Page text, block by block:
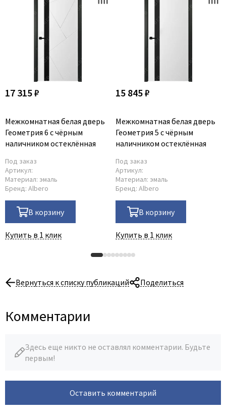
17 315 ₽
Межкомнатная белая дверь
Геометрия 6 с чёрным
наличником остеклённая
Под заказ
Артикул:
Материал: эмаль
Бренд: Albero
В корзину
Купить в 1 клик
15 845 ₽
Межкомнатная белая дверь
Геометрия 5 с чёрным
наличником остеклённая
Под заказ
Артикул:
Материал: эмаль
Бренд: Albero
В корзину
Купить в 1 клик
Вернуться к списку публикаций Поделиться
Комментарии
Здесь еще никто не оставлял комментарии. Будьте
первым!
Оставить комментарий